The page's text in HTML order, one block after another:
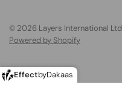
© 2026 Layers International
Powered by Shopify
EffectbyDakaas